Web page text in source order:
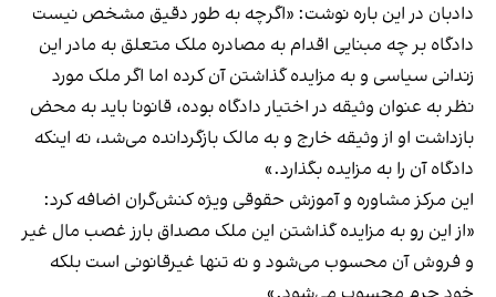
دادبان در این باره نوشت: «اگرچه به طور دقیق مشخص نیست
دادگاه بر چه مبنایی اقدام به مصادره ملک متعلق به مادر این
زندانی سیاسی و به مزایده گذاشتن آن کرده اما اگر ملک مورد
نظر به عنوان وثیقه در اختیار دادگاه بوده، قانونا باید به محض
بازداشت او از وثیقه خارج و به مالک بازگردانده می‌شد، نه اینکه
دادگاه آن را به مزایده بگذارد.»
این مرکز مشاوره و آموزش حقوقی ویژه کنش‌گران اضافه کرد:
«از این رو به مزایده گذاشتن این ملک مصداق بارز غصب مال غیر
و فروش آن محسوب می‌شود و نه تنها غیر‌قانونی است بلکه